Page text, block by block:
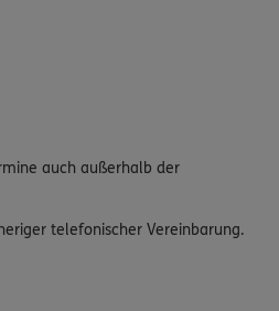
auch außerhalb der
telefonischer Vereinbarung.